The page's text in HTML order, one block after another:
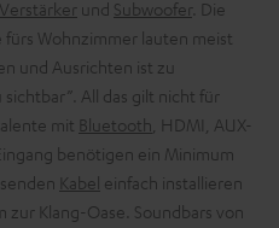
Verstärker und Subwoofer. Die
fürs Wohnzimmer lauten meist
und Ausrichten ist zu
All das gilt nicht für
mit Bluetooth , HDMI, AUX-
benötigen ein Minimum
Kabel einfach installieren
Klang-Oase. Soundbars von